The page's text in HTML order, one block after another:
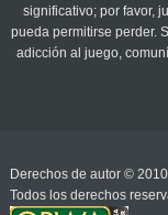
significativo; por favor,
pueda permitirse perder.
adicción al juego,
Derechos de autor ©
Todos los derechos